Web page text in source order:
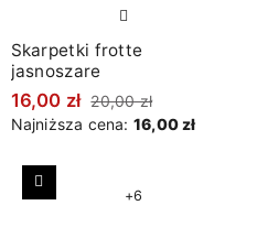
Skarpetki frotte
jasnoszare
16,00 zł 20,00 zł
Najniższa cena: 16,00 zł
+6
Poprzedni